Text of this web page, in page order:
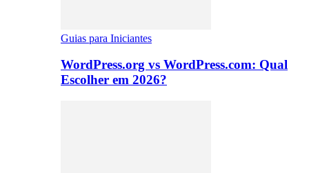
Guias para Iniciantes
WordPress.org vs WordPress.com: Qual
Escolher em 2026?